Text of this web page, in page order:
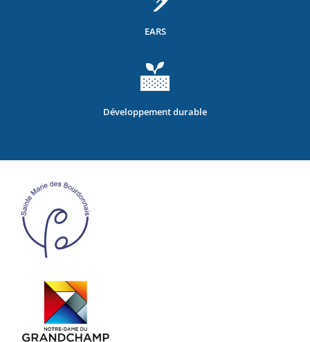
EARS
Développement durable